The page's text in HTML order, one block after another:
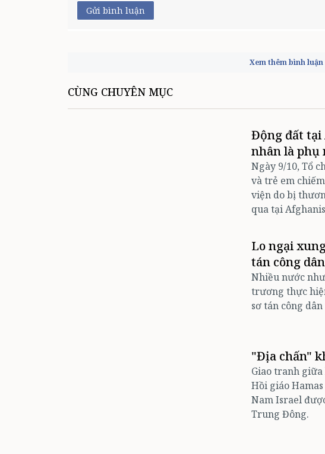
Gửi bình luận
Xem thêm bình luận
CÙNG CHUYÊN MỤC
Động đất tại
nhân là phụ
Ngày 9/10, Tổ
và trẻ em
viện do bị
qua tại
Lo ngại
tán công
Nhiều nước
trương thực
sơ tán công
"Địa chấn"
Giao tranh
Hồi giáo
Nam Israel
Trung Đông.